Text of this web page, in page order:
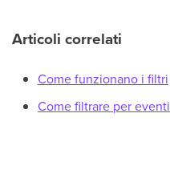
Articoli correlati
Come funzionano i filtri
Come filtrare per eventi